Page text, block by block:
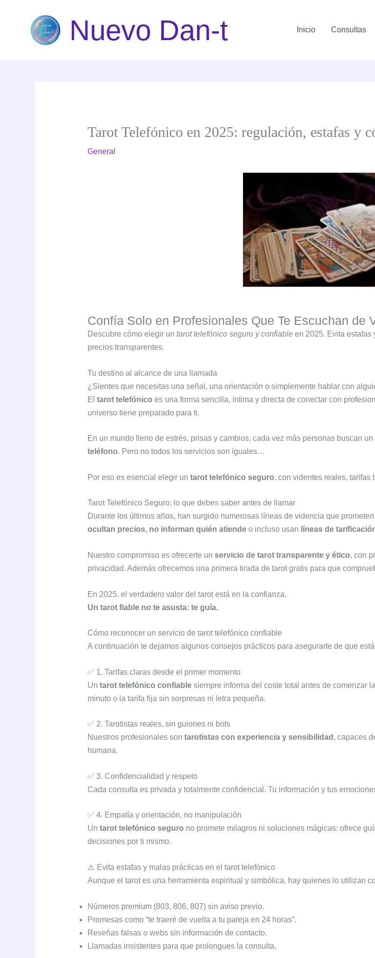
contenido
Nuevo Dan-t Inicio Consultas
Tarot Telefónico en 2025: regulación, estafas y
General
Confía Solo en Profesionales Que Te Escuchan de
Descubre cómo elegir un tarot telefónico seguro y confiableen 2025. Evita estafas
precios transparentes.
Tu destino al alcance de una llamada
¿Sientes que necesitas una señal, una orientación o simplemente hablar con
El tarot telefónico es una forma sencilla, íntima y directa de conectar con
universo tiene preparado para ti.
En un mundo lleno de estrés, prisas y cambios, cada vez más personas buscan
teléfono. Pero no todos los servicios son iguales…
Por eso es esencial elegir un tarot telefónico seguro, con videntes reales, tarifas
Tarot Telefónico Seguro: lo que debes saber antes de llamar
Durante los últimos años, han surgido numerosas líneas de videncia que
ocultan precios, no informan quién atiendeo incluso usan líneas de
Nuestro compromiso es ofrecerte un servicio de tarot transparente y ético, con
privacidad. Además ofrecemos una primera tirada de tarot gratis para que
En 2025, el verdadero valor del tarot está en la confianza.
Un tarot fiable no te asusta: te guía.
Cómo reconocer un servicio de tarot telefónico confiable
A continuación te dejamos algunos consejos prácticos para asegurarte de que
✅ 1. Tarifas claras desde el primer momento
Un tarot telefónico confiablesiempre informa del coste total antes de comenzar
minuto o la tarifa fija sin sorpresas ni letra pequeña.
✅ 2. Tarotistas reales, sin guiones ni bots
Nuestros profesionales son tarotistas con experiencia y sensibilidad , capaces
humana.
✅ 3. Confidencialidad y respeto
Cada consulta es privada y totalmente confidencial. Tu información y tus
✅ 4. Empatía y orientación, no manipulación
Un tarot telefónico seguro no promete milagros ni soluciones mágicas: ofrece
decisiones por ti mismo.
⚠️ Evita estafas y malas prácticas en el tarot telefónico
Aunque el tarot es una herramienta espiritual y simbólica, hay quienes lo utilizan
Números premium (803, 806, 807) sin aviso previo.
Promesas como “te traeré de vuelta a tu pareja en 24 horas”.
Reseñas falsas o webs sin información de contacto.
Llamadas insistentes para que prolongues la consulta.